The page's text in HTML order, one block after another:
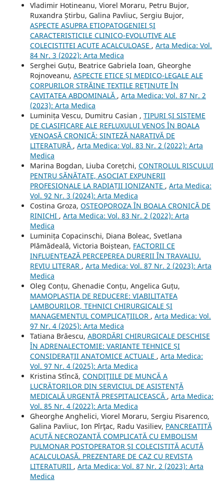
Vladimir Hotineanu, Viorel Moraru, Petru Bujor,
Ruxandra Știrbu, Galina Pavliuc, Sergiu Bujor,
ASPECTE ASUPRA ETIOPATOGENIEI ȘI
CARACTERISTICILE CLINICO-EVOLUTIVE ALE
COLECISTITEI ACUTE ACALCULOASE , Arta Medica: Vol.
84 Nr. 3 (2022): Arta Medica
Serghei Guțu, Beatrice Gabriela Ioan, Gheorghe
Rojnoveanu, ASPECTE ETICE ȘI MEDICO-LEGALE ALE
CORPURILOR STRĂINE TEXTILE REȚINUTE ÎN
CAVITATEA ABDOMINALĂ , Arta Medica: Vol. 87 Nr. 2
(2023): Arta Medica
Luminița Vescu, Dumitru Casian , TIPURI ȘI SISTEME
DE CLASIFICARE ALE REFLUXULUI VENOS ÎN BOALA
VENOASĂ CRONICĂ: SINTEZĂ NARATIVĂ DE
LITERATURĂ , Arta Medica: Vol. 83 Nr. 2 (2022): Arta
Medica
Marina Bogdan, Liuba Corețchi, CONTROLUL RISCULUI
PENTRU SĂNĂTATE, ASOCIAT EXPUNERII
PROFESIONALE LA RADIAȚII IONIZANTE , Arta Medica:
Vol. 92 Nr. 3 (2024): Arta Medica
Costina Groza, OSTEOPOROZA ÎN BOALA CRONICĂ DE
RINICHI , Arta Medica: Vol. 83 Nr. 2 (2022): Arta
Medica
Luminița Copacinschi, Diana Boleac, Svetlana
Plămădeală, Victoria Boiștean, FACTORII CE
INFLUENȚEAZĂ PERCEPEREA DURERII ÎN TRAVALIU.
REVIU LITERAR , Arta Medica: Vol. 87 Nr. 2 (2023): Arta
Medica
Oleg Conțu, Ghenadie Conțu, Angelica Guțu,
MAMOPLASTIA DE REDUCERE: VIABILITATEA
LAMBOURILOR, TEHNICI CHIRURGICALE ȘI
MANAGEMENTUL COMPLICAȚIILOR , Arta Medica: Vol.
97 Nr. 4 (2025): Arta Medica
Tatiana Brăescu, ABORDĂRI CHIRURGICALE DESCHISE
ÎN ADRENALECTOMIE: VARIANTE TEHNICE ȘI
CONSIDERAȚII ANATOMICE ACTUALE , Arta Medica:
Vol. 97 Nr. 4 (2025): Arta Medica
Kristina Stîncă, CONDIŢIILE DE MUNCĂ A
LUCRĂTORILOR DIN SERVICIUL DE ASISTENȚĂ
MEDICALĂ URGENTĂ PRESPITALICEASCĂ , Arta Medica:
Vol. 85 Nr. 4 (2022): Arta Medica
Gheorghe Anghelici, Viorel Moraru, Sergiu Pisarenco,
Galina Pavliuc, Ion Pîrţac, Radu Vasiliev, PANCREATITĂ
ACUTĂ NECROZANTĂ COMPLICATĂ CU EMBOLISM
PULMONAR POSTOPERATOR ŞI COLECISTITĂ ACUTĂ
ACALCULOASĂ. PREZENTARE DE CAZ CU REVISTA
LITERATURII , Arta Medica: Vol. 87 Nr. 2 (2023): Arta
Medica